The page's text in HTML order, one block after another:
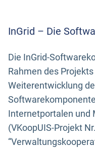
InGrid – Die
Die InGrid-
Rahmen des Projekts
Weiterentwicklung
Internetportalen und
(VKoopUIS-Projekt